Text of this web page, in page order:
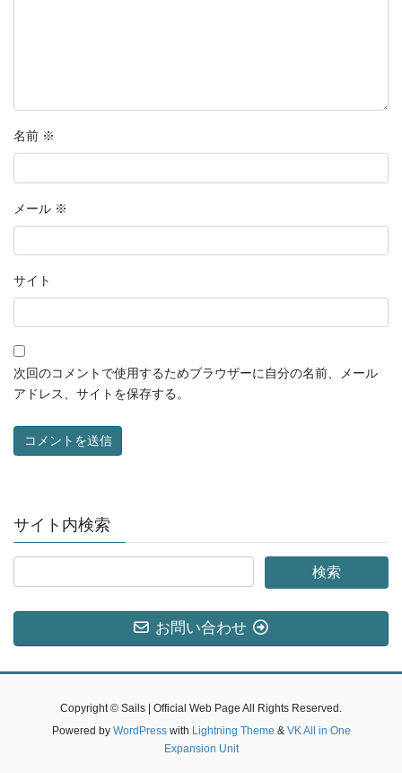
名前 ※
メール ※
サイト
次回のコメントで使用するためブラウザーに自分の名前、メール
アドレス、サイトを保存する。
サイト内検索
お問い合わせ
Copyright © Sails | Official Web Page All Rights Reserved.
Powered by WordPresswith Lightning Theme & VK All in One
Expansion Unit